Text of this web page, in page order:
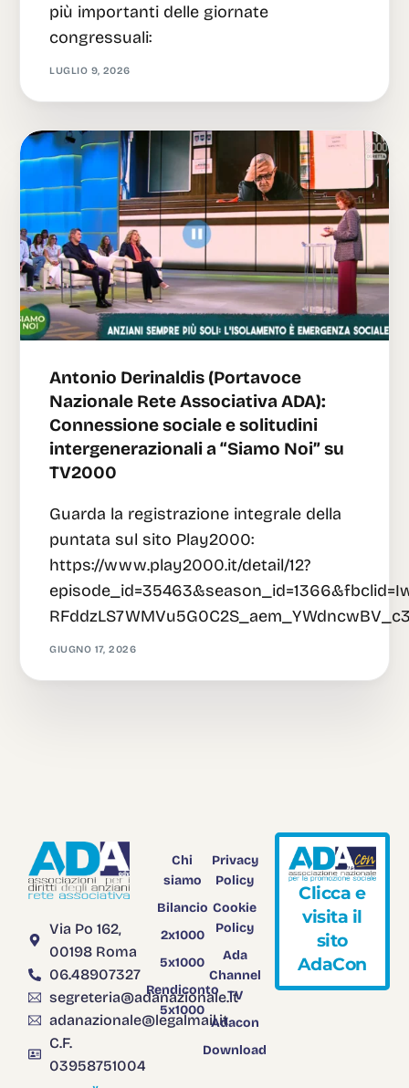
più importanti delle giornate
congressuali:
LUGLIO 9, 2026
Antonio Derinaldis (Portavoce
Nazionale Rete Associativa ADA):
Connessione sociale e solitudini
intergenerazionali a “Siamo Noi” su
TV2000
Guarda la registrazione integrale della
puntata sul sito Play2000:
https://www.play2000.it/detail/12?
GIUGNO 17, 2026
Via Po 162,
00198 Roma
06.48907327
segreteria@adanazionale.it
adanazionale@legalmail.it
C.F.
03958751004
Chi
siamo
Bilancio
2x1000
5x1000
Rendiconto
5x1000
Privacy
Policy
Cookie
Policy
Ada
Channel
TV
Adacon
Download
Clicca e
visita il
sito
AdaCon